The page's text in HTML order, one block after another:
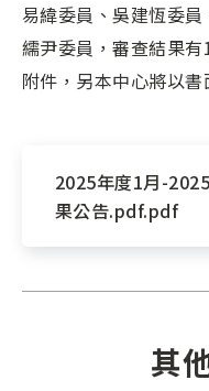
易緯委員、吳建恆委
繻尹委員，審查結果
附件，另本中心將以
2025年度1月-
果公告.pdf.pdf
其